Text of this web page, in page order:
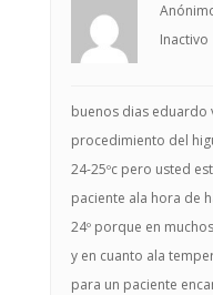
Inactivo
buenos dias eduardo
procedimiento del
24-25ºc pero usted
paciente ala hora de
24º porque en
y en cuanto ala
para un paciente